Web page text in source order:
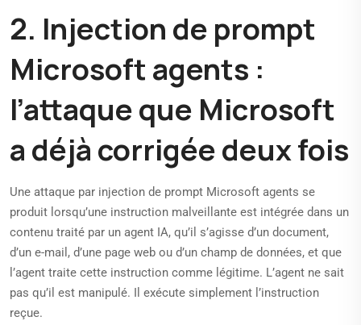
2. Injection de prompt
Microsoft agents :
l’attaque que Microsoft
a déjà corrigée deux fois
Une attaque par injection de prompt Microsoft agents se
produit lorsqu’une instruction malveillante est intégrée dans un
contenu traité par un agent IA, qu’il s’agisse d’un document,
d’un e-mail, d’une page web ou d’un champ de données, et que
l’agent traite cette instruction comme légitime. L’agent ne sait
pas qu’il est manipulé. Il exécute simplement l’instruction
reçue.